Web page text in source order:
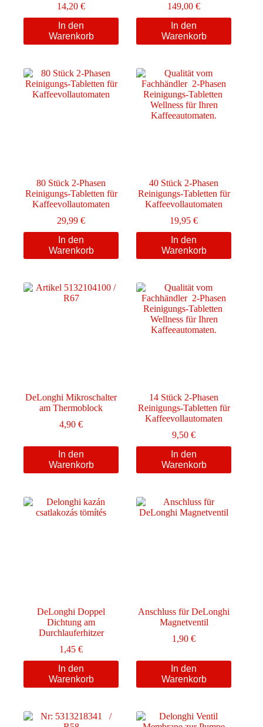
14,20€
In den
Warenkorb
149,00€
In den
Warenkorb
80 Stück 2-Phasen
Reinigungs-Tabletten für
Kaffeevollautomaten
29,99€
In den
Warenkorb
40 Stück 2-Phasen
Reinigungs-Tabletten für
Kaffeevollautomaten
19,95€
In den
Warenkorb
DeLonghi Mikroschalter
am Thermoblock
4,90€
In den
Warenkorb
14 Stück 2-Phasen
Reinigungs-Tabletten für
Kaffeevollautomaten
9,50€
In den
Warenkorb
DeLonghi Doppel
Dichtung am
Durchlauferhitzer
1,45€
In den
Warenkorb
Anschluss für DeLonghi
Magnetventil
1,90€
In den
Warenkorb